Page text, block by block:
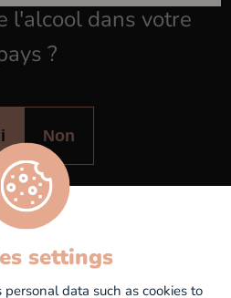
l'alcool dans votre
?
Non
La Pause Iodée
Bons Cadeaux
settings
data such as cookies to